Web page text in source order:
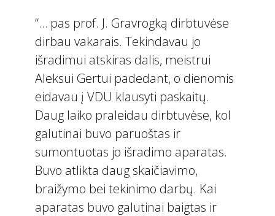
“… pas prof. J. Gravrogką dirbtuvėse
dirbau vakarais. Tekindavau jo
išradimui atskiras dalis, meistrui
Aleksui Gertui padedant, o dienomis
eidavau į VDU klausyti paskaitų.
Daug laiko praleidau dirbtuvėse, kol
galutinai buvo paruoštas ir
sumontuotas jo išradimo aparatas.
Buvo atlikta daug skaičiavimo,
braižymo bei tekinimo darbų. Kai
aparatas buvo galutinai baigtas ir